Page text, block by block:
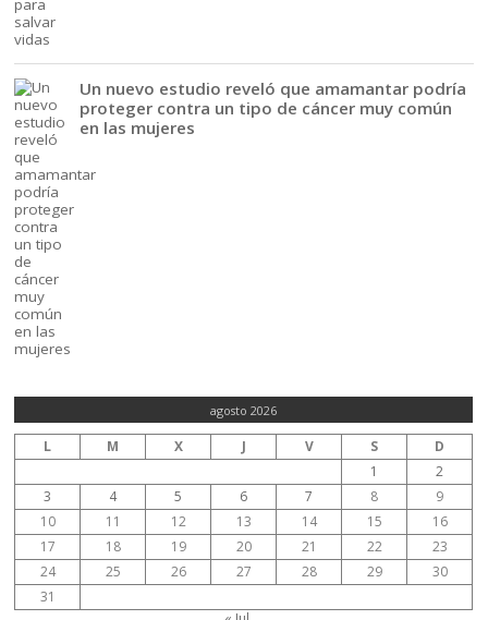
Un nuevo estudio reveló que amamantar podría
proteger contra un tipo de cáncer muy común
en las mujeres
agosto 2026
L M X J V S
D
1
2
3
4 5 6 7 8
9
10
11 12 13 14 15
16
17
18 19 20 21 22
23
24
25 26 27 28 29
30
31